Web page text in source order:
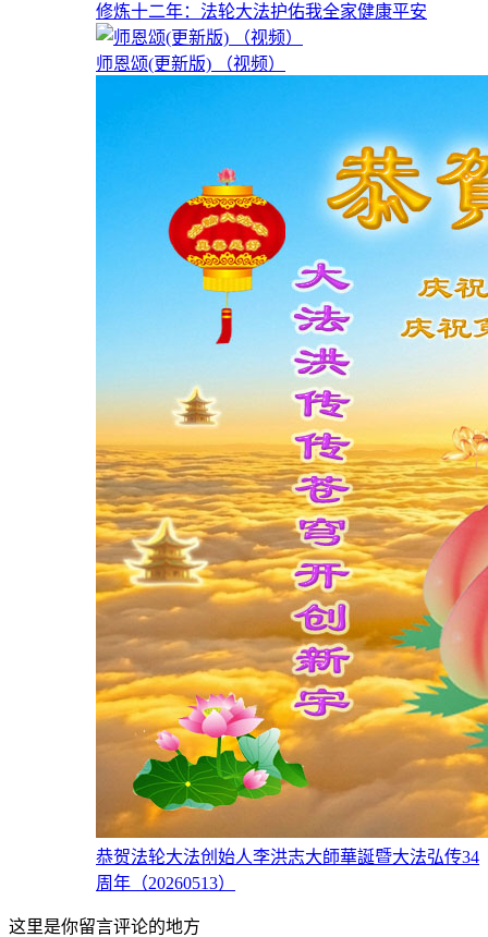
修炼十二年：法轮大法护佑我全家健康平安
师恩颂(更新版) （视频）
恭贺法轮大法创始人李洪志大師華誕暨大法弘传34
周年（20260513）
这里是你留言评论的地方